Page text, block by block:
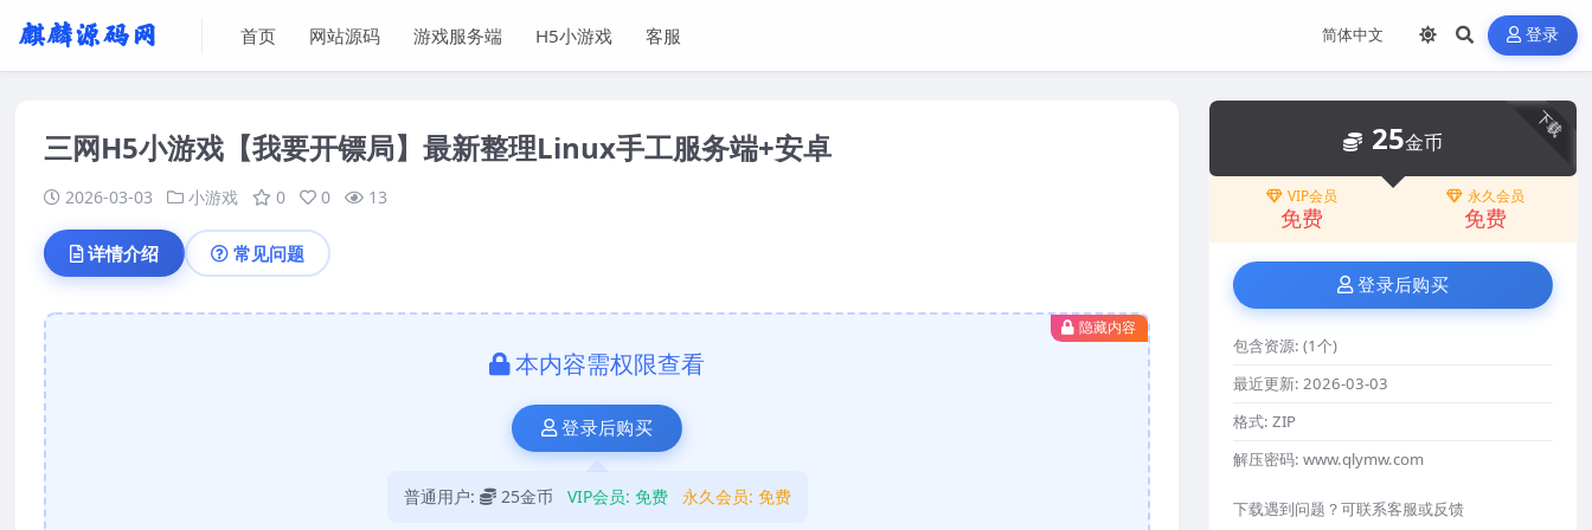
首页 网站源码 游戏服务端 H5小游戏 客服 登录
三网H5小游戏【我要开镖局】最新整理Linux手工服务端+安卓
2026-03-03 小游戏 0 0 13
详情介绍 常见问题
隐藏内容
本内容需权限查看
登录后购买
普通用户: 25金币 VIP会员: 免费 永久会员: 免费
下载
25金币
VIP会员
免费
永久会员
免费
登录后购买
包含资源: (1个)
最近更新: 2026-03-03
格式: ZIP
解压密码: www.qlymw.com
下载遇到问题？可联系客服或反馈